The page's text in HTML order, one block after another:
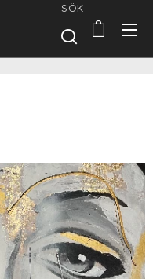
SÖK